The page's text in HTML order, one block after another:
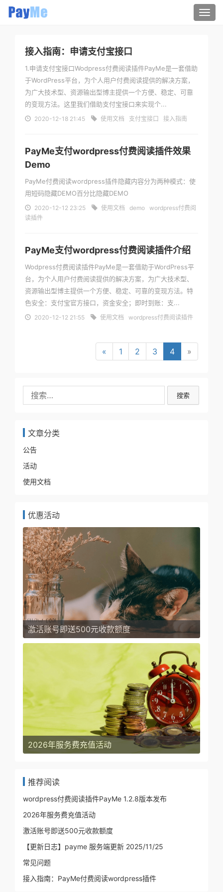
接入指南：申请支付宝接口
1.申请支付宝接口Wodpress付费阅读插件PayMe是一套借助
于WordPress平台，为个人用户付费阅读提供的解决方案，
为广大技术型、资源输出型博主提供一个方便、稳定、可靠
的变现方法。这里我们借助支付宝接口来实现个...
2020-12-18 21:45 使用文档 支付宝接口 接入指南
PayMe支付wordpress付费阅读插件效果
Demo
PayMe付费阅读wordpress插件隐藏内容分为两种模式：使
用短码隐藏DEMO百分比隐藏DEMO
2020-12-12 23:25 使用文档 demo
wordpress付费阅
读插件
PayMe支付wordpress付费阅读插件介绍
Wodpress付费阅读插件PayMe是一套借助于WordPress平
台，为个人用户付费阅读提供的解决方案，为广大技术型、
资源输出型博主提供一个方便、稳定、可靠的变现方法。特
色安全：支付宝官方接口，资金安全；即时到账：支...
2020-12-12 21:55 使用文档 wordpress付费阅读插件
« 1 2 3 4 »
搜索
文章分类
公告
活动
使用文档
优惠活动
激活账号即送500元收款额度
2026年服务费充值活动
推荐阅读
wordpress付费阅读插件PayMe 1.2.8版本发布
2026年服务费充值活动
激活账号即送500元收款额度
【更新日志】payme 服务端更新 2025/11/25
常见问题
接入指南：PayMe付费阅读wordpress插件